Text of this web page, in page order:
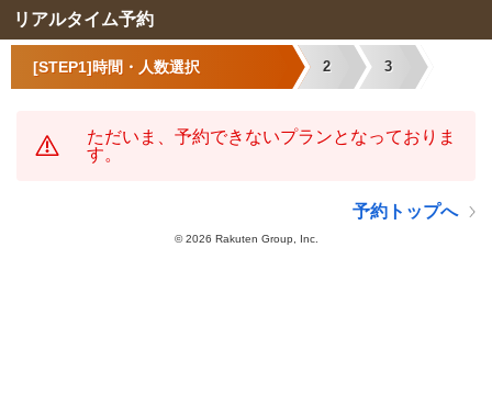
リアルタイム予約
[STEP1]時間・人数選択 2 3
ただいま、予約できないプランとなっておりま
す。
予約トップへ
©2026 Rakuten Group, Inc.